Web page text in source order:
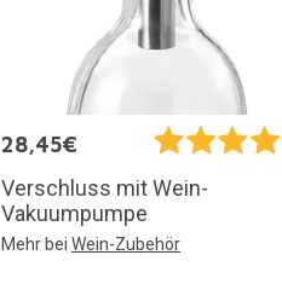
28,45€
Verschluss mit Wein-
Vakuumpumpe
Mehr bei Wein-Zubehör